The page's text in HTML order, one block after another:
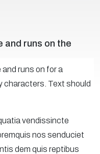
and runs on the
runs on for a
characters. Text should
vendissincte
nos senduciet
dem quis reptibus